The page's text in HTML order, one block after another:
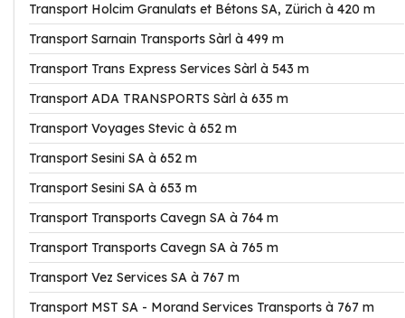
Transport Holcim Granulats et Bétons SA, Zürich à 420 m
Transport Sarnain Transports Sàrl à 499 m
Transport Trans Express Services Sàrl à 543 m
Transport ADA TRANSPORTS Sàrl à 635 m
Transport Voyages Stevic à 652 m
Transport Sesini SA à 652 m
Transport Sesini SA à 653 m
Transport Transports Cavegn SA à 764 m
Transport Transports Cavegn SA à 765 m
Transport Vez Services SA à 767 m
Transport MST SA - Morand Services Transports à 767 m